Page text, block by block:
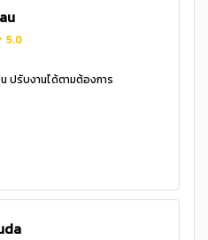
5.0
ปรับงานได้ตามต้องการ